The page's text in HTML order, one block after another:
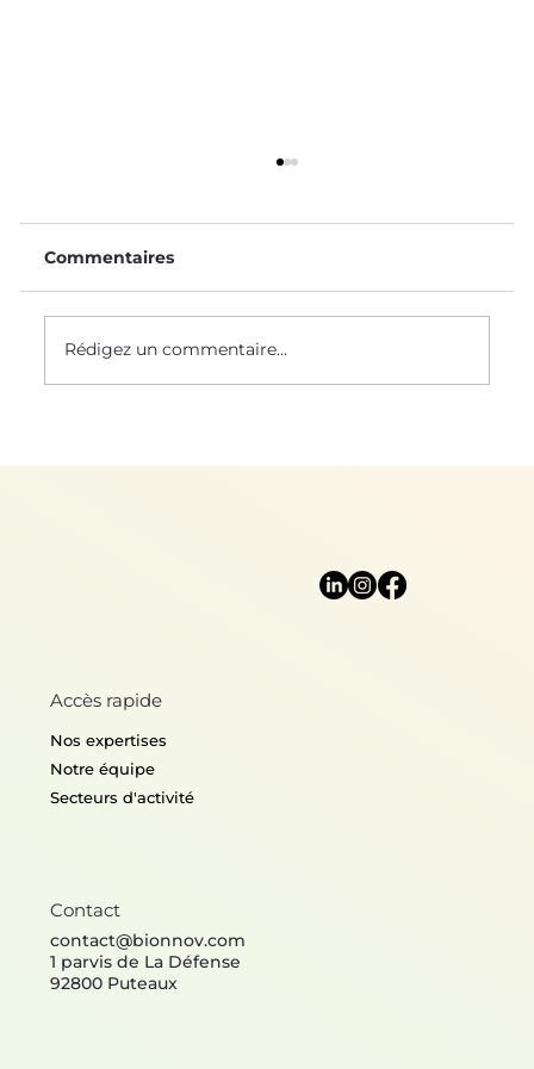
Mère Nature nous protège
Commentaires
Rédigez un commentaire...
Accès rapide
Nos expertises
Notre équipe
Secteurs d'activité
Contact
contact@bionnov.com
1 parvis de La Défense
92800 Puteaux